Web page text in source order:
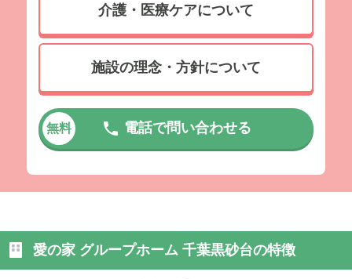
介護・医療ケアについて
施設の理念・方針について
無料 電話で問い合わせる
愛の家 グループホーム 千葉黒砂台の特徴